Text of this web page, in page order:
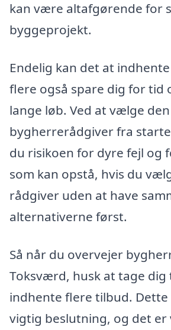
kan være altafgørende for
byggeprojekt.
Endelig kan det at
flere også spare dig for tid
lange løb. Ved at vælge
bygherrerådgiver fra
du risikoen for dyre fejl og
som kan opstå, hvis du
rådgiver uden at have
alternativerne først.
Så når du overvejer
Toksværd, husk at tage dig
indhente flere tilbud.
vigtig beslutning, og det